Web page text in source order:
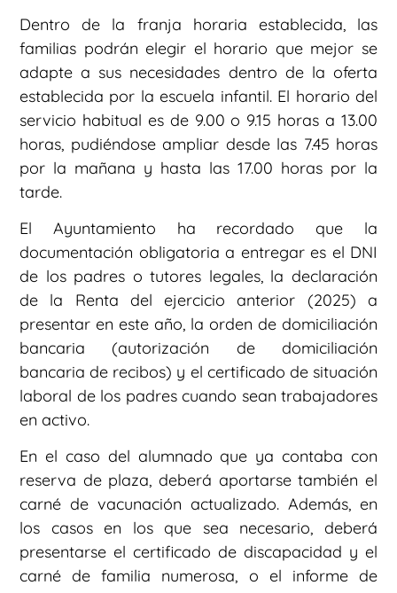
Dentro de la franja horaria establecida, las
familias podrán elegir el horario que mejor se
adapte a sus necesidades dentro de la oferta
establecida por la escuela infantil. El horario del
servicio habitual es de 9.00 o 9.15 horas a 13.00
horas, pudiéndose ampliar desde las 7.45 horas
por la mañana y hasta las 17.00 horas por la
tarde.
El Ayuntamiento ha recordado que la
documentación obligatoria a entregar es el DNI
de los padres o tutores legales, la declaración
de la Renta del ejercicio anterior (2025) a
presentar en este año, la orden de domiciliación
bancaria (autorización de domiciliación
bancaria de recibos) y el certificado de situación
laboral de los padres cuando sean trabajadores
en activo.
En el caso del alumnado que ya contaba con
reserva de plaza, deberá aportarse también el
carné de vacunación actualizado. Además, en
los casos en los que sea necesario, deberá
presentarse el certificado de discapacidad y el
carné de familia numerosa, o el informe de